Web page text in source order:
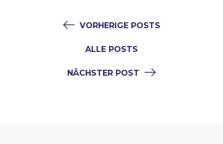
VORHERIGE POSTS
ALLE POSTS
NÄCHSTER POST